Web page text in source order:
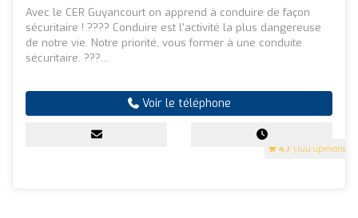
4.7 (100 Opinions)
Avec le CER Guyancourt on apprend à conduire de façon
sécuritaire ! ????️ Conduire est l'activité la plus dangereuse
de notre vie. Notre priorité, vous former à une conduite
sécuritaire. ???...
Voir le téléphone